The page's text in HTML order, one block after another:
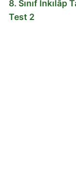
8. Sınıf
Test 2